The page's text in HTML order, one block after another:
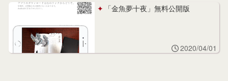
「金魚夢十夜」無料公開版
2020/04/01